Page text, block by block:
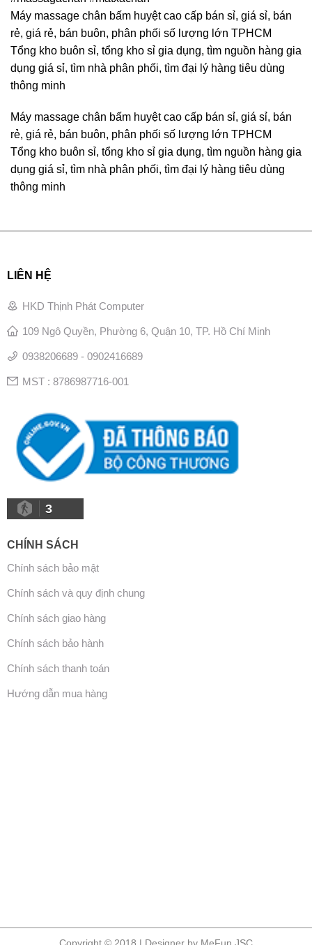
Máy massage chân bấm huyệt cao cấp bán sỉ, giá sỉ, bán
rẻ, giá rẻ, bán buôn, phân phối số lượng lớn TPHCM
Tổng kho buôn sỉ, tổng kho sỉ gia dụng, tìm nguồn hàng gia
dụng giá sỉ, tìm nhà phân phối, tìm đại lý hàng tiêu dùng
thông minh
Máy massage chân bấm huyệt cao cấp bán sỉ, giá sỉ, bán
rẻ, giá rẻ, bán buôn, phân phối số lượng lớn TPHCM
Tổng kho buôn sỉ, tổng kho sỉ gia dụng, tìm nguồn hàng gia
dụng giá sỉ, tìm nhà phân phối, tìm đại lý hàng tiêu dùng
thông minh
LIÊN HỆ
HKD Thịnh Phát Computer
109 Ngô Quyền, Phường 6, Quận 10, TP. Hồ Chí Minh
0938206689 - 0902416689
MST : 8786987716-001
3
CHÍNH SÁCH
Chính sách bảo mật
Chính sách và quy định chung
Chính sách giao hàng
Chính sách bảo hành
Chính sách thanh toán
Hướng dẫn mua hàng
Copyright © 2018 | Designer by MeFun JSC